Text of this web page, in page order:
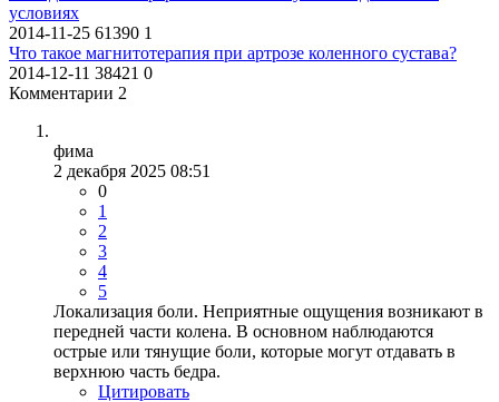
условиях
2014-11-25 61390 1
Что такое магнитотерапия при артрозе коленного сустава?
2014-12-11 38421 0
Комментарии 2
фима
2 декабря 2025 08:51
0
1
2
3
4
5
Локализация боли. Неприятные ощущения возникают в
передней части колена. В основном наблюдаются
острые или тянущие боли, которые могут отдавать в
верхнюю часть бедра.
Цитировать